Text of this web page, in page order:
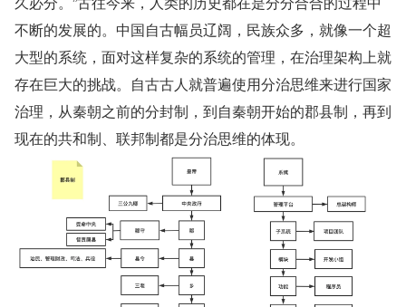
不断的发展的。中国自古幅员辽阔，民族众多，就像一个超
大型的系统，面对这样复杂的系统的管理，在治理架构上就
存在巨大的挑战。自古古人就普遍使用分治思维来进行国家
治理，从秦朝之前的分封制，到自秦朝开始的郡县制，再到
现在的共和制、联邦制都是分治思维的体现。